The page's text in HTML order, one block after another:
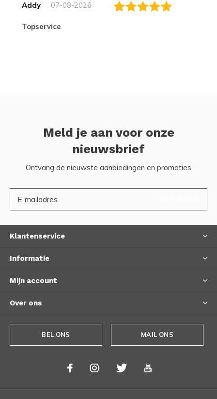
Addy 07-08-2026
topservice
Meld je aan voor onze
nieuwsbrief
Ontvang de nieuwste aanbiedingen en promoties
Klantenservice
Informatie
Mijn account
Over ons
BEL ONS MAIL ONS